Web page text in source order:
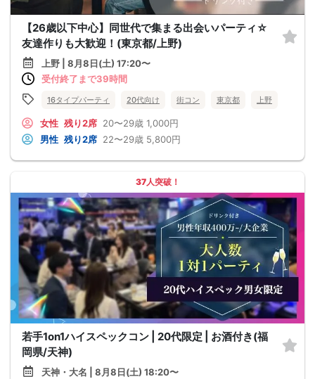
【26歳以下中心】同世代で集まる出会いパーティ☆
友達作りも大歓迎！(東京都/上野)
上野 | 8月8日(土) 17:20〜
受付終了まで39時間
16タイプパーティ 20代向け 街コン 東京都 上野
女性 残り2席 20〜29歳 1,000円
男性 残り2席 22〜29歳 5,800円
37人突破！
若手1on1ハイスペックコン | 20代限定 | お酒付き(福
岡県/天神)
天神・大名 | 8月8日(土) 18:20〜